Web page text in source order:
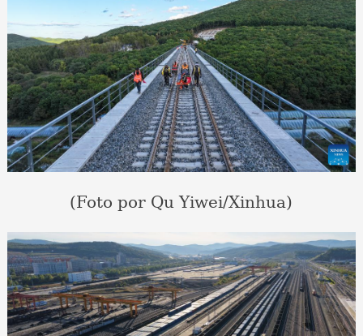
(Foto por Qu Yiwei/Xinhua)